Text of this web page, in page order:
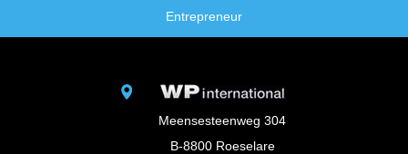
Entrepreneur
Meensesteenweg 304
B-8800 Roeselare